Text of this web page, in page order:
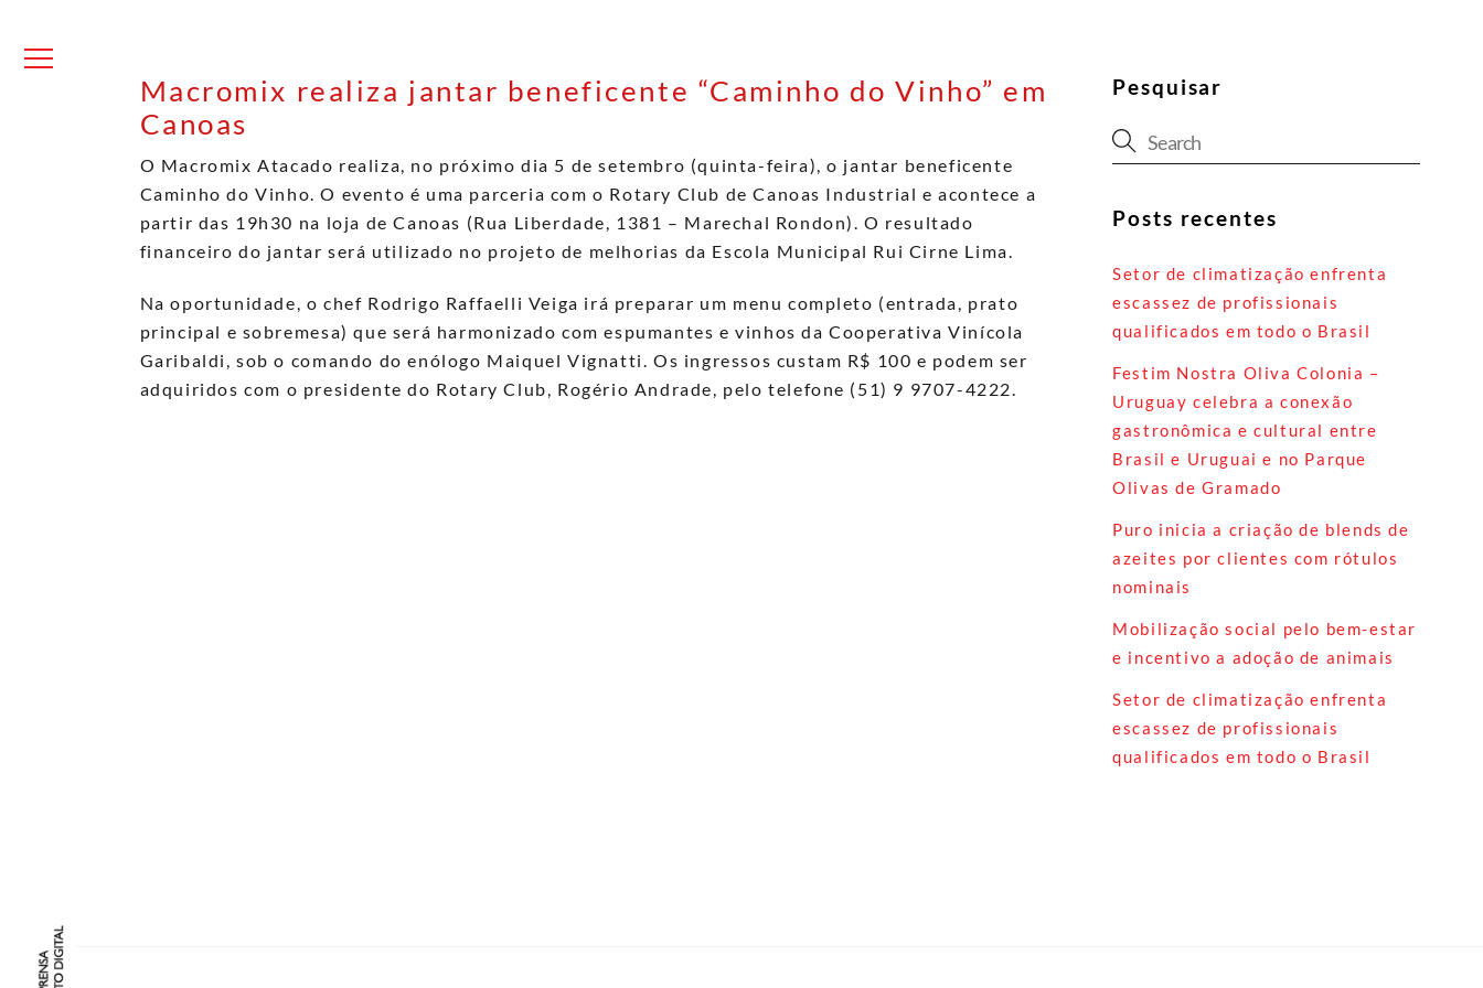
content
Macromix realiza jantar beneficente “Caminho do Vinho” em
Canoas
O Macromix Atacado realiza, no próximo dia 5 de setembro (quinta-feira), o jantar beneficente
Caminho do Vinho. O evento é uma parceria com o Rotary Club de Canoas Industrial e acontece a
partir das 19h30 na loja de Canoas (Rua Liberdade, 1381 – Marechal Rondon). O resultado
financeiro do jantar será utilizado no projeto de melhorias da Escola Municipal Rui Cirne Lima.
Na oportunidade, o chef Rodrigo Raffaelli Veiga irá preparar um menu completo (entrada, prato
principal e sobremesa) que será harmonizado com espumantes e vinhos da Cooperativa Vinícola
Garibaldi, sob o comando do enólogo Maiquel Vignatti. Os ingressos custam R$ 100 e podem ser
adquiridos com o presidente do Rotary Club, Rogério Andrade, pelo telefone (51) 9 9707-4222.
Pesquisar
Posts recentes
Setor de climatização enfrenta
escassez de profissionais
qualificados em todo o Brasil
Festim Nostra Oliva Colonia –
Uruguay celebra a conexão
gastronômica e cultural entre
Brasil e Uruguai e no Parque
Olivas de Gramado
Puro inicia a criação de blends de
azeites por clientes com rótulos
nominais
Mobilização social pelo bem-estar
e incentivo a adoção de animais
Setor de climatização enfrenta
escassez de profissionais
qualificados em todo o Brasil